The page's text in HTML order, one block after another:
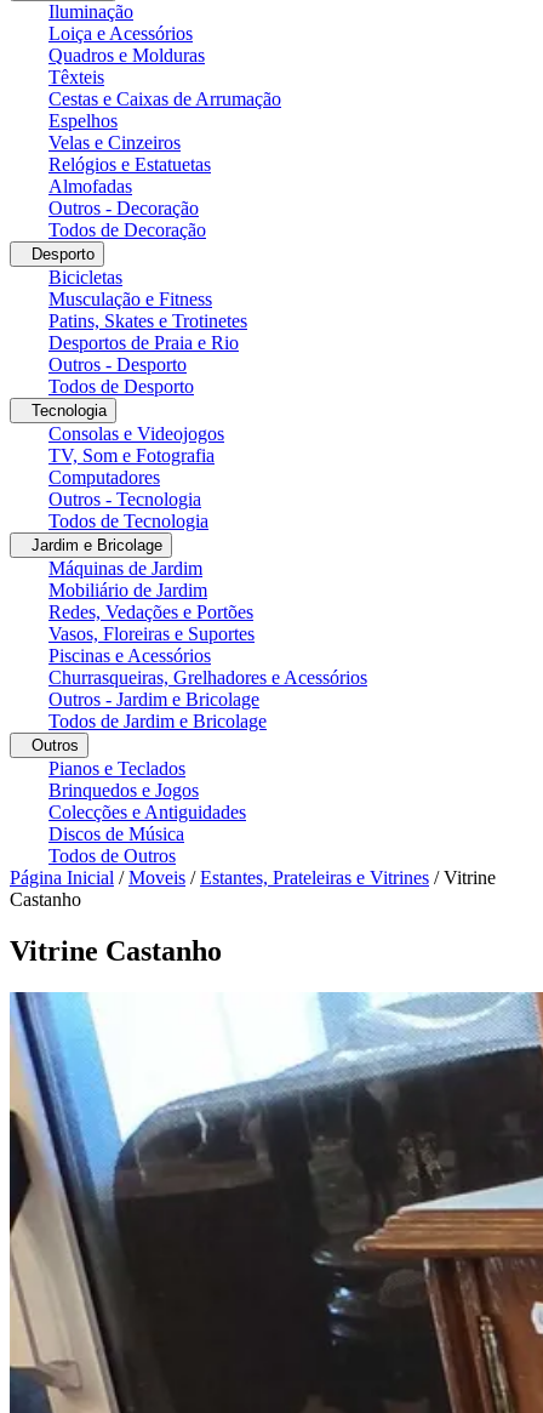
Iluminação
Loiça e Acessórios
Quadros e Molduras
Têxteis
Cestas e Caixas de Arrumação
Espelhos
Velas e Cinzeiros
Relógios e Estatuetas
Almofadas
Outros - Decoração
Todos de Decoração
Desporto
Bicicletas
Musculação e Fitness
Patins, Skates e Trotinetes
Desportos de Praia e Rio
Outros - Desporto
Todos de Desporto
Tecnologia
Consolas e Videojogos
TV, Som e Fotografia
Computadores
Outros - Tecnologia
Todos de Tecnologia
Jardim e Bricolage
Máquinas de Jardim
Mobiliário de Jardim
Redes, Vedações e Portões
Vasos, Floreiras e Suportes
Piscinas e Acessórios
Churrasqueiras, Grelhadores e Acessórios
Outros - Jardim e Bricolage
Todos de Jardim e Bricolage
Outros
Pianos e Teclados
Brinquedos e Jogos
Colecções e Antiguidades
Discos de Música
Todos de Outros
Página Inicial /Moveis /Estantes, Prateleiras e Vitrines /Vitrine
Castanho
Vitrine Castanho